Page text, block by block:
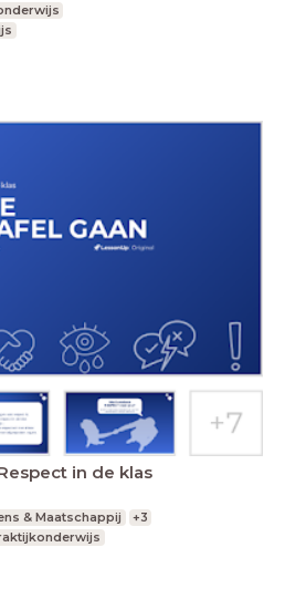
in de klas
& Maatschappij
+3